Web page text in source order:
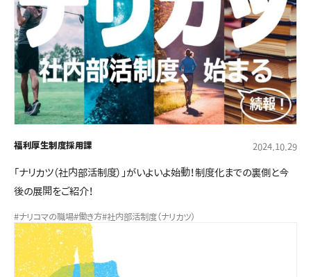
福利厚生制度採用課 2024.10.29
「ナリカツ（社内部活制度）」がいよいよ始動！制度化までの裏側と今
後の展開をご紹介！
#ナリコマの職場#働き方#社内部活制度（ナリカツ）